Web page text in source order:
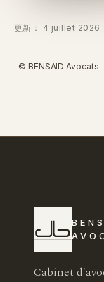
更新： 4 juillet 2026
© BENSAID Avocats
Cabinet